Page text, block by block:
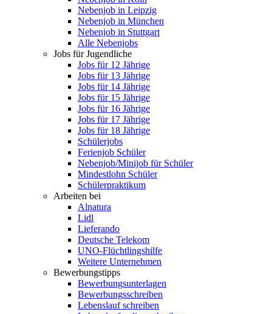
Nebenjob in Leipzig
Nebenjob in München
Nebenjob in Stuttgart
Alle Nebenjobs
Jobs für Jugendliche
Jobs für 12 Jährige
Jobs für 13 Jährige
Jobs für 14 Jährige
Jobs für 15 Jährige
Jobs für 16 Jährige
Jobs für 17 Jährige
Jobs für 18 Jährige
Schülerjobs
Ferienjob Schüler
Nebenjob/Minijob für Schüler
Mindestlohn Schüler
Schülerpraktikum
Arbeiten bei
Alnatura
Lidl
Lieferando
Deutsche Telekom
UNO-Flüchtlingshilfe
Weitere Unternehmen
Bewerbungstipps
Bewerbungsunterlagen
Bewerbungsschreiben
Lebenslauf schreiben